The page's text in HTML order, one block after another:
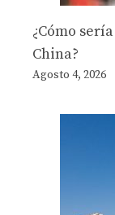
¿Cómo
China?
Agosto 4, 2026